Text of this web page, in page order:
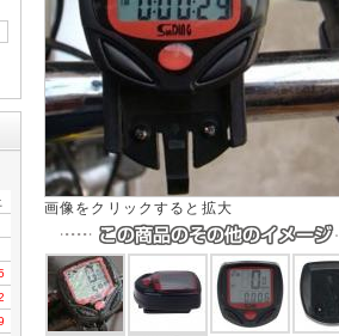
画像をクリックすると拡大